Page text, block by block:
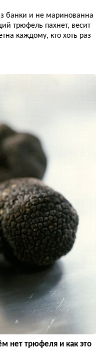
банки и не маринованна
трюфель пахнет, весит
каждому, кто хоть раз
нет трюфеля и как это